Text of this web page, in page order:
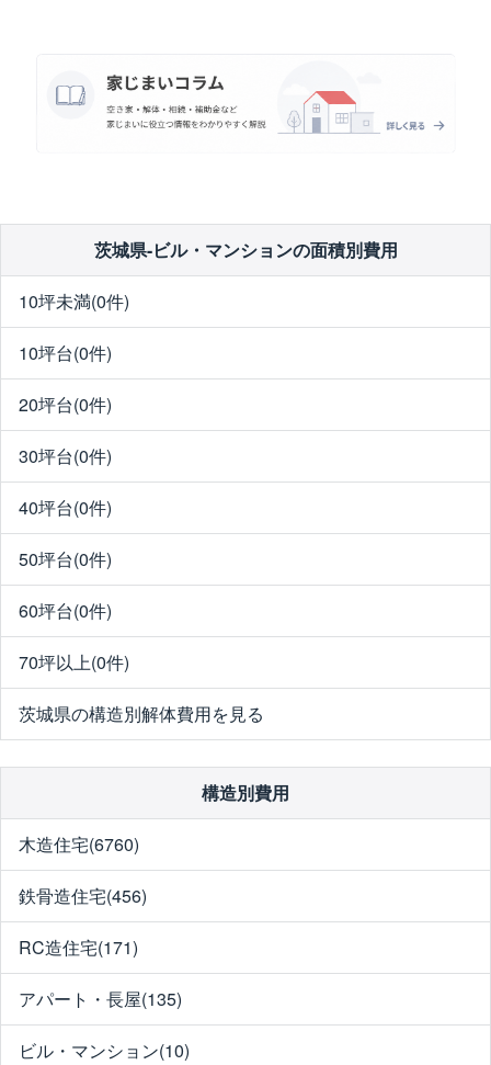
茨城県-ビル・マンションの面積別費用
10坪未満(0件)
10坪台(0件)
20坪台(0件)
30坪台(0件)
40坪台(0件)
50坪台(0件)
60坪台(0件)
70坪以上(0件)
茨城県の構造別解体費用を見る
構造別費用
木造住宅(6760)
鉄骨造住宅(456)
RC造住宅(171)
アパート・長屋(135)
ビル・マンション(10)